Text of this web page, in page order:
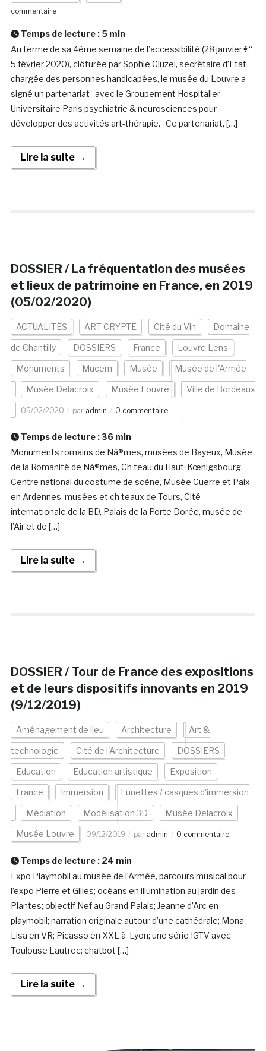
commentaire
Temps de lecture : 5 min
Au terme de sa 4ème semaine de l’accessibilité (28 janvier €“
5 février 2020), clôturée par Sophie Cluzel, secrétaire d’Etat
chargée des personnes handicapées, le musée du Louvre a
signé un partenariat avec le Groupement Hospitalier
Universitaire Paris psychiatrie & neurosciences pour
développer des activités art-thérapie. Ce partenariat, […]
Lire la suite →
DOSSIER / La fréquentation des musées
et lieux de patrimoine en France, en 2019
(05/02/2020)
ACTUALITÉS ART CRYPTE Cité du Vin Domaine
de Chantilly DOSSIERS France Louvre Lens
Monuments Mucem Musée Musée de l'Armée
Musée Delacroix Musée Louvre Ville de Bordeaux
05/02/2020 par admin 0 commentaire
Temps de lecture : 36 min
Monuments romains de Nà®mes, musées de Bayeux, Musée
de la Romanité de Nà®mes, Ch teau du Haut-Kœnigsbourg,
Centre national du costume de scène, Musée Guerre et Paix
en Ardennes, musées et ch teaux de Tours, Cité
internationale de la BD, Palais de la Porte Dorée, musée de
l’Air et de […]
Lire la suite →
DOSSIER / Tour de France des expositions
et de leurs dispositifs innovants en 2019
(9/12/2019)
Aménagement de lieu Architecture Art &
technologie Cité de l'Architecture DOSSIERS
Education Education artistique Exposition
France Immersion Lunettes / casques d'immersion
Médiation Modélisation 3D Musée Delacroix
Musée Louvre 09/12/2019 par admin 0 commentaire
Temps de lecture : 24 min
Expo Playmobil au musée de l’Armée, parcours musical pour
l’expo Pierre et Gilles; océans en illumination au jardin des
Plantes; objectif Nef au Grand Palais; Jeanne d’Arc en
playmobil; narration originale autour d’une cathédrale; Mona
Lisa en VR; Picasso en XXL à Lyon; une série IGTV avec
Toulouse Lautrec; chatbot […]
Lire la suite →